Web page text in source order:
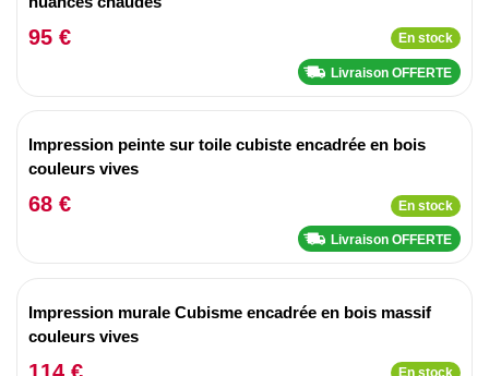
95 € En stock
Livraison OFFERTE
Impression peinte sur toile cubiste encadrée en bois
couleurs vives
68 € En stock
Livraison OFFERTE
Impression murale Cubisme encadrée en bois massif
couleurs vives
114 € En stock